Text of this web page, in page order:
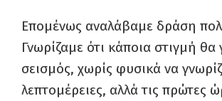
Επομένως αναλάβαμε δράση
Γνωρίζαμε ότι κάποια στιγμή θα
σεισμός, χωρίς φυσικά να
λεπτομέρειες, αλλά τις πρώτες